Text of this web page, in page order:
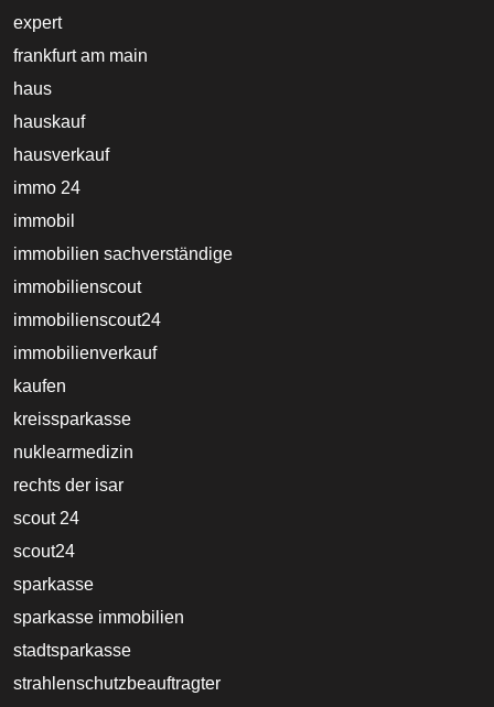
expert
frankfurt am main
haus
hauskauf
hausverkauf
immo 24
immobil
immobilien sachverständige
immobilienscout
immobilienscout24
immobilienverkauf
kaufen
kreissparkasse
nuklearmedizin
rechts der isar
scout 24
scout24
sparkasse
sparkasse immobilien
stadtsparkasse
strahlenschutzbeauftragter